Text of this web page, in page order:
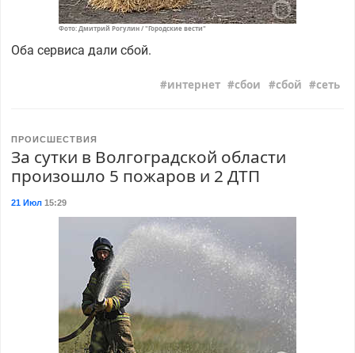
Фото: Дмитрий Рогулин / "Городские вести"
Оба сервиса дали сбой.
интернет сбои сбой сеть
ПРОИСШЕСТВИЯ
За сутки в Волгоградской области
произошло 5 пожаров и 2 ДТП
21 Июл15:29